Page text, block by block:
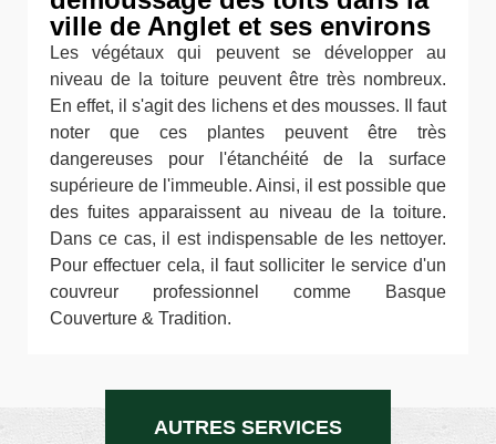
ville de Anglet et ses environs
Les végétaux qui peuvent se développer au
niveau de la toiture peuvent être très nombreux.
En effet, il s'agit des lichens et des mousses. Il faut
noter que ces plantes peuvent être très
dangereuses pour l'étanchéité de la surface
supérieure de l'immeuble. Ainsi, il est possible que
des fuites apparaissent au niveau de la toiture.
Dans ce cas, il est indispensable de les nettoyer.
Pour effectuer cela, il faut solliciter le service d'un
couvreur professionnel comme Basque
Couverture & Tradition.
AUTRES SERVICES